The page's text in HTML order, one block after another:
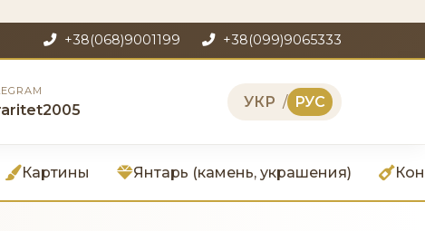
+38(068)9001199 +38(099)9065333
УКР / РУС
Картины Янтарь (камень, украшения)